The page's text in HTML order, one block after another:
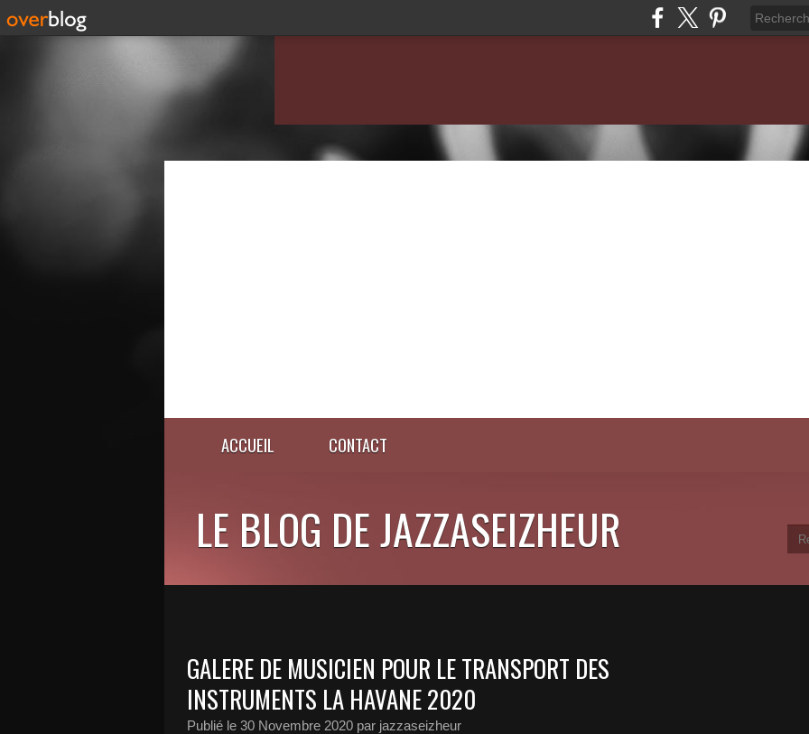
ACCUEIL CONTACT
LE BLOG DE JAZZASEIZHEUR
GALERE DE MUSICIEN POUR LE TRANSPORT DES
INSTRUMENTS LA HAVANE 2020
Publié le 30 Novembre 2020 par jazzaseizheur